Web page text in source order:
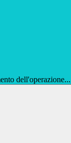
dell'operazione...